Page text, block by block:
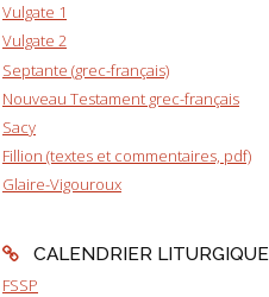
Vulgate 1
Vulgate 2
Septante (grec-français)
Nouveau Testament grec-français
Sacy
Fillion (textes et commentaires, pdf)
Glaire-Vigouroux
CALENDRIER LITURGIQUE
FSSP